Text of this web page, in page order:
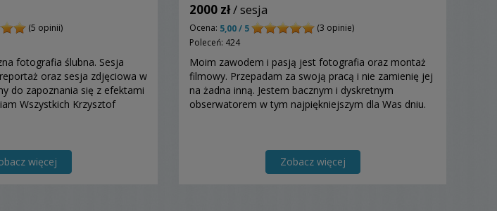
(5 opinii)
fotografia ślubna. Sesja
oraz sesja zdjęciowa w
do zapoznania się z efektami
Wszystkich Krzysztof
więcej
2000 zł/ sesja
Ocena: 5,00 / 5
(3 opinie)
Poleceń: 424
Moim zawodem i pasją jest fotografia oraz montaż
filmowy. Przepadam za swoją pracą i nie zamienię jej
na żadna inną. Jestem bacznym i dyskretnym
obserwatorem w tym najpiękniejszym dla Was dniu.
Zobacz więcej